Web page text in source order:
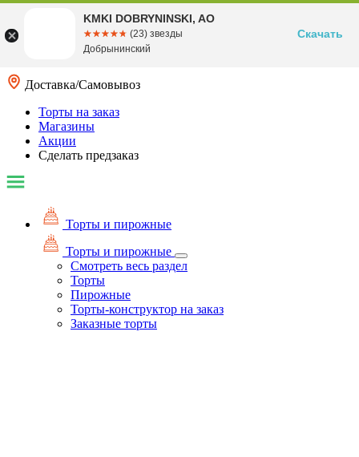
Доставка/Самовывоз
Торты на заказ
Магазины
Акции
Сделать предзаказ
Торты и пирожные
Торты и пирожные
Смотреть весь раздел
Торты
Пирожные
Торты-конструктор на заказ
Заказные торты
KMKI DOBRYNINSKI, AO
☆☆☆☆☆
★★★★★ (23) звезды
Добрынинский
Скачать